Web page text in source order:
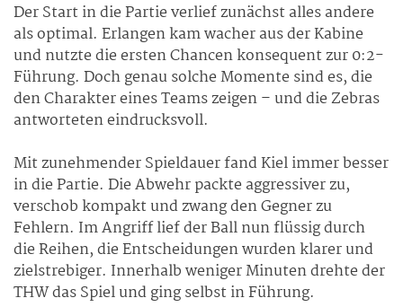
Der Start in die Partie verlief zunächst alles andere
als optimal. Erlangen kam wacher aus der Kabine
und nutzte die ersten Chancen konsequent zur 0:2-
Führung. Doch genau solche Momente sind es, die
den Charakter eines Teams zeigen – und die Zebras
antworteten eindrucksvoll.
Mit zunehmender Spieldauer fand Kiel immer besser
in die Partie. Die Abwehr packte aggressiver zu,
verschob kompakt und zwang den Gegner zu
Fehlern. Im Angriff lief der Ball nun flüssig durch
die Reihen, die Entscheidungen wurden klarer und
zielstrebiger. Innerhalb weniger Minuten drehte der
THW das Spiel und ging selbst in Führung.